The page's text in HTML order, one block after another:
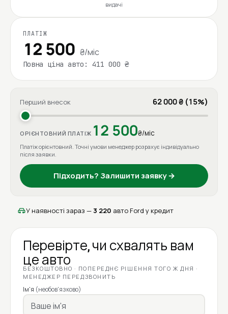
видачі
ПЛАТІЖ
12 500 ₴/міс
Повна ціна авто: 411 000 ₴
Перший внесок 62 000 ₴ (15%)
ОРІЄНТОВНИЙ ПЛАТІЖ 12 500₴/міс
Платіж орієнтовний. Точні умови менеджер розрахує індивідуально
після заявки.
Підходить? Залишити заявку →
У наявності зараз — 3 220 авто Ford у кредит
Перевірте, чи схвалять вам
це авто
БЕЗКОШТОВНО · ПОПЕРЕДНЄ РІШЕННЯ ТОГО Ж ДНЯ ·
МЕНЕДЖЕР ПЕРЕДЗВОНИТЬ
Ім'я (необов'язково)